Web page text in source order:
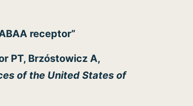
receptor”
PT, Brzóstowicz A,
of the United States of